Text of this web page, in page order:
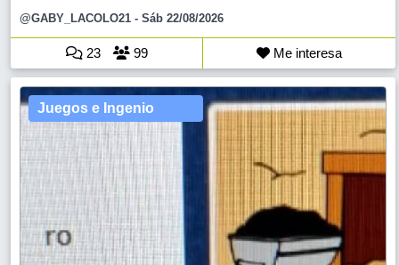
@GABY_LACOLO21 - Sáb 22/08/2026
23 99 Me interesa
Juegos e Ingenio